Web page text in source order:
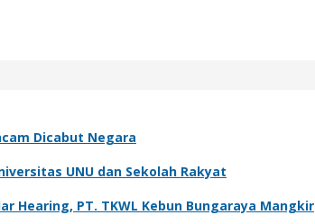
Dicabut Negara
UNU dan Sekolah Rakyat
Hearing, PT. TKWL Kebun Bungaraya Mangkir